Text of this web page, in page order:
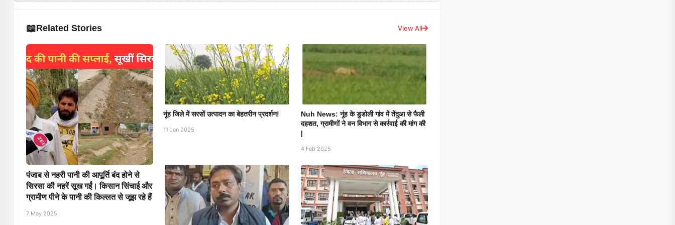
📖Related Stories View All
पंजाब से नहरी पानी की आपूर्ति बंद होने से
सिरसा की नहरें सूख गईं। किसान सिंचाई और
ग्रामीण पीने के पानी की किल्लत से जूझ रहे हैं
7 May 2025
नूंह जिले में सरसों उत्पादन का बेहतरीन प्रदर्शन!
11 Jan 2025
Nuh News: नूंह के डुडोली गांव में तेंदुआ से फैली
दहशत, ग्रामीणों ने वन विभाग से कार्रवाई की मांग की
|
4 Feb 2025